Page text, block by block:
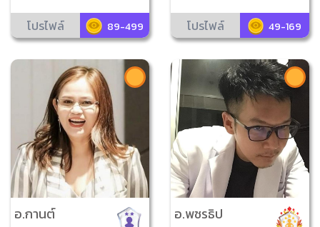
าเคิล, ไพ่ป๊อก, ไพ่โชคดี
มีสุข, เลข7ตัว4ฐาน, ดู
ล, ไพ่วจนะ​สุภาษิต​
โปรไฟล์ 89-499 โปรไฟล์ 49-169
อ.กานต์ อ.พชรธิป